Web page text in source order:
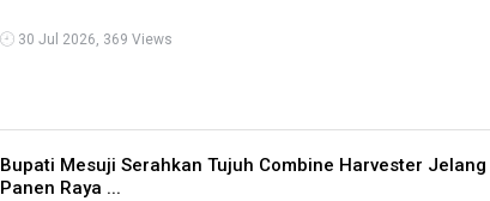
30 Jul 2026, 369 Views
Bupati Mesuji Serahkan Tujuh Combine Harvester Jelang
Panen Raya ...